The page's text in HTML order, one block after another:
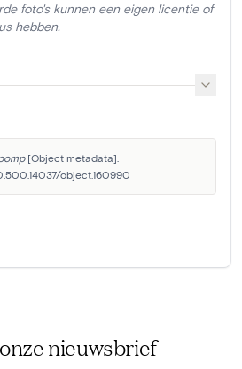
foto's kunnen een eigen licentie of
hebben.
[Object metadata].
object.160990
nieuwsbrief